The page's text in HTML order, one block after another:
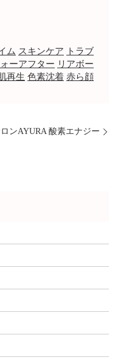
ム スキンケア
トラブ
ーアフター リアボー
再生 色素沈着 赤ら顔
ンAYURA 酸素エナジー